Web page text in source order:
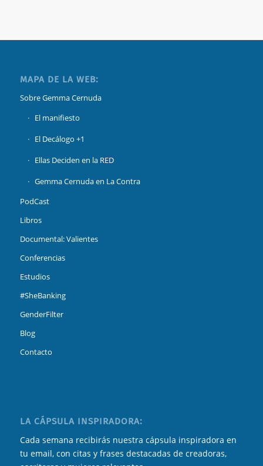
MAPA DE LA WEB:
Sobre Gemma Cernuda
El manifiesto
El Decálogo +1
Ellas Deciden en la RED
Gemma Cernuda en La Contra
PodCast
Libros
Documental: Valientes
Conferencias
Estudios
#SheBanking
GenderFilter
Blog
Contacto
LA CÁPSULA INSPIRADORA:
Cada semana recibirás nuestra cápsula inspiradora en
tu email, con citas y frases destacadas de creadoras,